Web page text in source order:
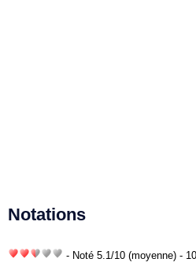
Notations
- Noté 5.1 /10 (moyenne) -